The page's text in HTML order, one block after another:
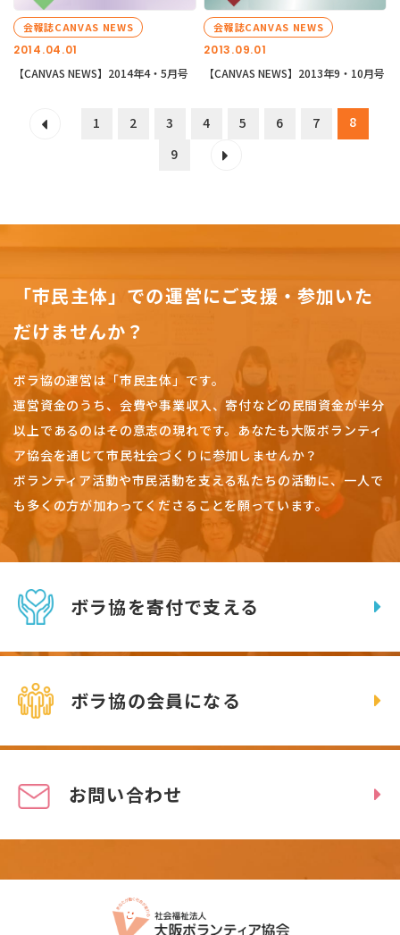
2014.04.01
会報誌CANVAS NEWS
【CANVAS NEWS】2014年4・5月号
2013.09.01
会報誌CANVAS NEWS
【CANVAS NEWS】2013年9・10月号
1 2 3 4 5 6 7
8
9
「市民主体」での運営にご支援・参加いた
だけませんか？
ボラ協の運営は「市民主体」です。
運営資金のうち、会費や事業収入、寄付などの民間資金が半分
以上であるのはその意志の現れです。 あなたも大阪ボランティ
ア協会を通じて市民社会づくりに参加しませんか？
ボランティア活動や市民活動を支える私たちの活動に、一人で
も多くの方が加わってくださることを願っています。
ボラ協を寄付で支える
ボラ協の会員になる
お問い合わせ